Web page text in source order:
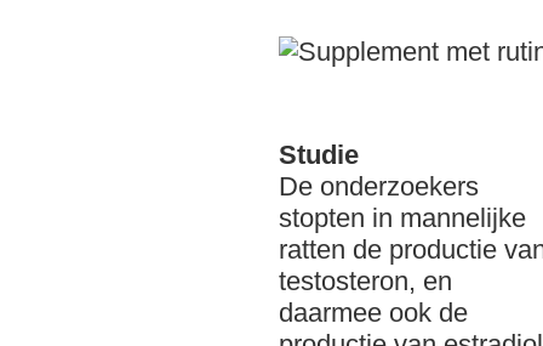
Studie
De onderzoekers
stopten in mannelijke
ratten de productie
testosteron, en
daarmee ook de